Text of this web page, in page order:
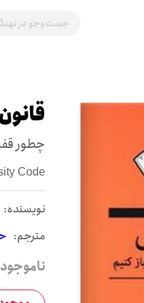
چطور
Code
نويسنده:
مترجم:
ناموجود